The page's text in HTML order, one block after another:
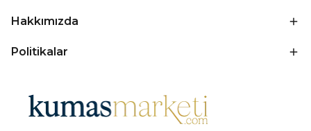
Hakkımızda
Politikalar